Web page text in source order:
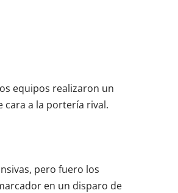
equipos realizaron un
cara a la portería rival.
pero fuero los
en un disparo de